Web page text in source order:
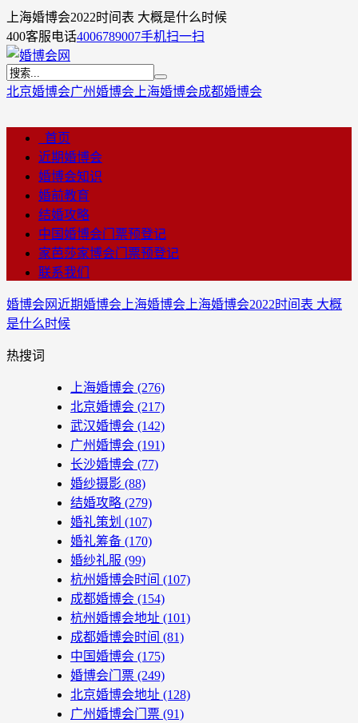
上海婚博会2022时间表 大概是什么时候
400客服电话4006789007手机扫一扫
北京婚博会广州婚博会 上海婚博会成都婚博会
首页
近期婚博会
婚博会知识
婚前教育
结婚攻略
中国婚博会门票预登记
家芭莎家博会门票预登记
联系我们
婚博会网近期婚博会 上海婚博会 上海婚博会2022时间表 大概
是什么时候
热搜词
上海婚博会 (276)
北京婚博会 (217)
武汉婚博会 (142)
广州婚博会 (191)
长沙婚博会 (77)
婚纱摄影 (88)
结婚攻略 (279)
婚礼策划 (107)
婚礼筹备 (170)
婚纱礼服 (99)
杭州婚博会时间 (107)
成都婚博会 (154)
杭州婚博会地址 (101)
成都婚博会时间 (81)
中国婚博会 (175)
婚博会门票 (249)
北京婚博会地址 (128)
广州婚博会门票 (91)